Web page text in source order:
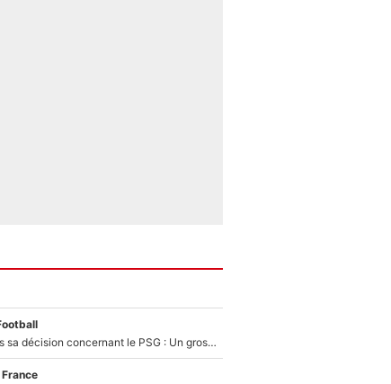
Ferran Torres a pris sa décision concernant le PSG : Un gros club étranger prêt à relancer le feuilleton pour la signature du champion du monde 2026 !